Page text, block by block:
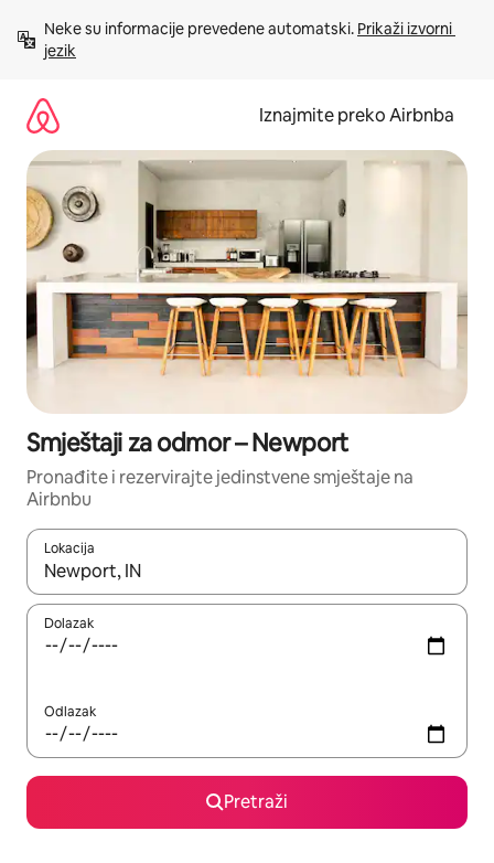
sadržaj
Neke su informacije prevedene automatski. Prikaži izvorni
jezik
Iznajmite preko Airbnba
Smještaji za odmor – Newport
Pronađite i rezervirajte jedinstvene smještaje na
Airbnbu
Lokacija
Kada budu dostupni rezultati, moći ćete ih pregledati
Dolazak
Odlazak
Pretraži